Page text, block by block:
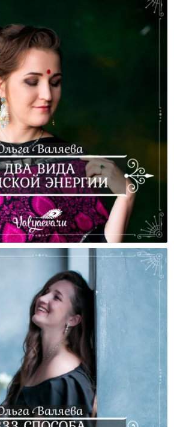
Женской Энергии